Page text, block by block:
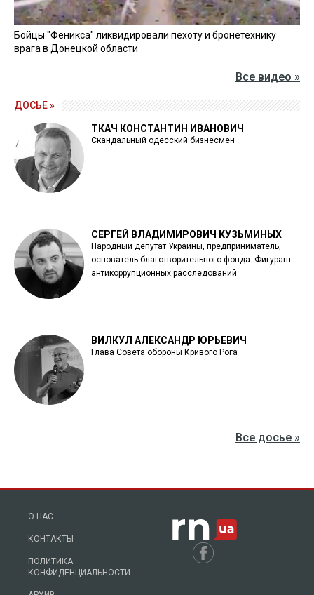
Бойцы "Феникса" ликвидировали пехоту и бронетехнику
врага в Донецкой области
Все видео »
ДОСЬЕ »
ТКАЧ КОНСТАНТИН ИВАНОВИЧ
Скандальный одесский бизнесмен
СЕРГЕЙ ВЛАДИМИРОВИЧ КУЗЬМИНЫХ
Народный депутат Украины, предприниматель,
основатель благотворительного фонда. Фигурант
антикоррупционных расследований.
ВИЛКУЛ АЛЕКСАНДР ЮРЬЕВИЧ
Глава Совета обороны Кривого Рога
Все досье »
О НАС
КОНТАКТЫ
ПОЛИТИКА
КОНФИДЕНЦИАЛЬНОСТИ